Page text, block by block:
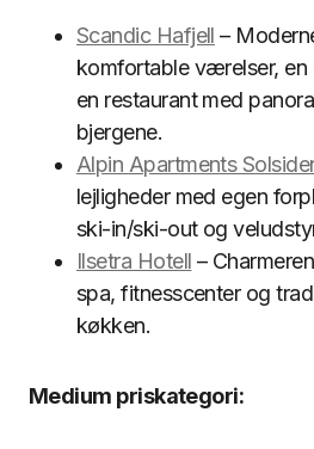
Scandic Hafjell –
komfortable værelser,
en restaurant med
bjergene.
Alpin Apartments
lejligheder med egen
ski-in/ski-out og
Ilsetra Hotell –
spa, fitnesscenter og
køkken.
Medium priskategori: